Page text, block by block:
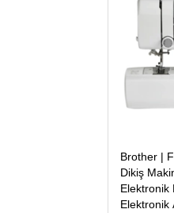
Brother |
Dikiş
Elektronik
Elektronik